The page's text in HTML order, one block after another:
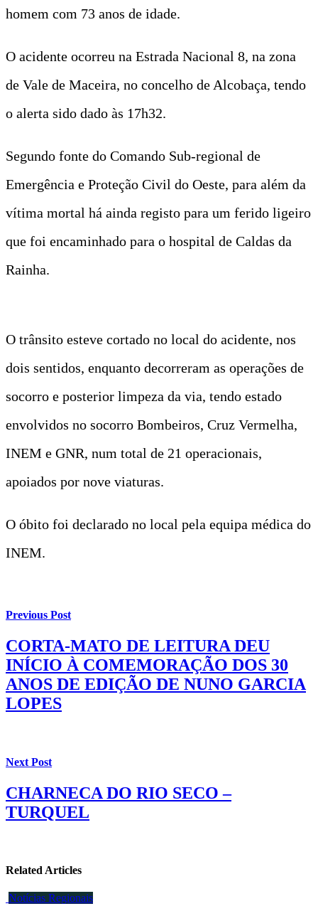
homem com 73 anos de idade.
O acidente ocorreu na Estrada Nacional 8, na zona
de Vale de Maceira, no concelho de Alcobaça, tendo
o alerta sido dado às 17h32.
Segundo fonte do Comando Sub-regional de
Emergência e Proteção Civil do Oeste, para além da
vítima mortal há ainda registo para um ferido ligeiro
que foi encaminhado para o hospital de Caldas da
Rainha.
O trânsito esteve cortado no local do acidente, nos
dois sentidos, enquanto decorreram as operações de
socorro e posterior limpeza da via, tendo estado
envolvidos no socorro Bombeiros, Cruz Vermelha,
INEM e GNR, num total de 21 operacionais,
apoiados por nove viaturas.
O óbito foi declarado no local pela equipa médica do
INEM.
Previous Post
CORTA-MATO DE LEITURA DEU
INÍCIO À COMEMORAÇÃO DOS 30
ANOS DE EDIÇÃO DE NUNO GARCIA
LOPES
Next Post
CHARNECA DO RIO SECO –
TURQUEL
Related Articles
Notícias Regionais